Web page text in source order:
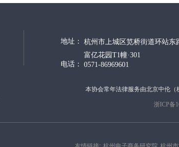
地址：
电话：
杭州市上城区笕桥街道环站东
富亿花园T1幢·301
0571-86969601
浙ICP备
本协会常年法律服务由北京中伦
友情链接: 杭州电子商务研究院 杭州